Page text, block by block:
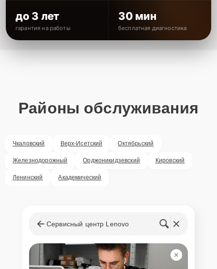
до 3 лет
гарантия на работы
30 мин
бесплатная диагностика
Районы обслуживания
Чкаловский Верх-Исетский Октябрьский
Железнодорожный Орджоникидзевский Кировский
Ленинский Академический
Сервисный центр Lenovo